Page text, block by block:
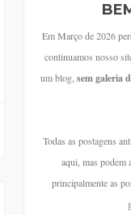
Em Março de 2026
continuamos nosso
um blog,sem galeria
Todas as postagens
aqui, mas podem
principalmente as